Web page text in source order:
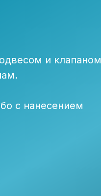
и клапаном
с нанесением